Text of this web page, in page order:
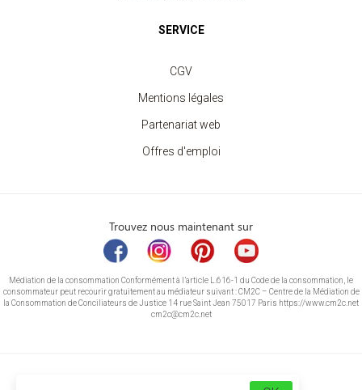
SERVICE
CGV
Mentions légales
Partenariat web
Offres d'emploi
Trouvez nous maintenant sur
Médiation de la consommation Conformément à l’article L.616-1 du Code de la consommation, le
consommateur peut recourir gratuitement au médiateur suivant : CM2C – Centre de la Médiation de
la Consommation de Conciliateurs de Justice 14 rue Saint Jean 75017 Paris https://www.cm2c.net
cm2c@cm2c.net